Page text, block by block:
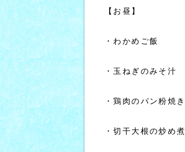
【お昼】
・わかめご飯
・玉ねぎのみそ汁
・鶏肉のパン粉焼き
・切干大根の炒め煮